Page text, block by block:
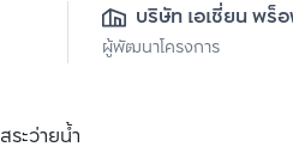
บริษัท เอเชี่ยน พร็
ผู้พัฒนาโครงการ
สระว่ายน้ำ